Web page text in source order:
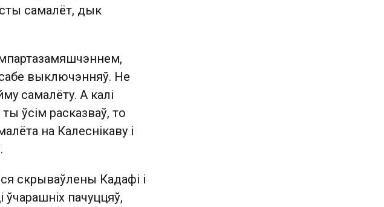
самалёт, дык
выключэнняў. Не
самалёту. А калі
ўсім расказваў, то
на Калеснікаву і
скрываўлены Кадафі і
пачуццяў,